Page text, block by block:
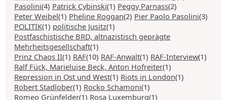
Pasolini(4) Patrick Cybinski(1) Peggy Parnass(2)
Peter Weibel(1) Pheline Roggan(2) Pier Paolo Pasolini(3)
POLITIK(1) politische Jusitz(1)
Postfaschistische BRD, altnazistisch geprägte
Mehrheitsgesellschaft(1)
Prinz Chaos II(1) RAF(10) RAF-Anwalt(1) RAF-Interview(1)
Ralf Fück, Marieluise Beck, Anton Hofreiter(1)
Repression in Ost und West(1) Riots in London(1)
Robert Stadlober(1) Rocko Schamoni(1)
Romeo Grünfelder(1) Rosa Luxemburg(1)